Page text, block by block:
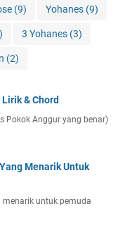
(9) Yohanes (9)
3 Yohanes (3)
(2)
& Chord
Pokok Anggur yang benar)
Menarik Untuk
untuk pemuda